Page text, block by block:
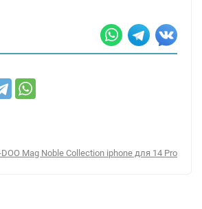
Mag Noble Collection iphone для 14 Pro